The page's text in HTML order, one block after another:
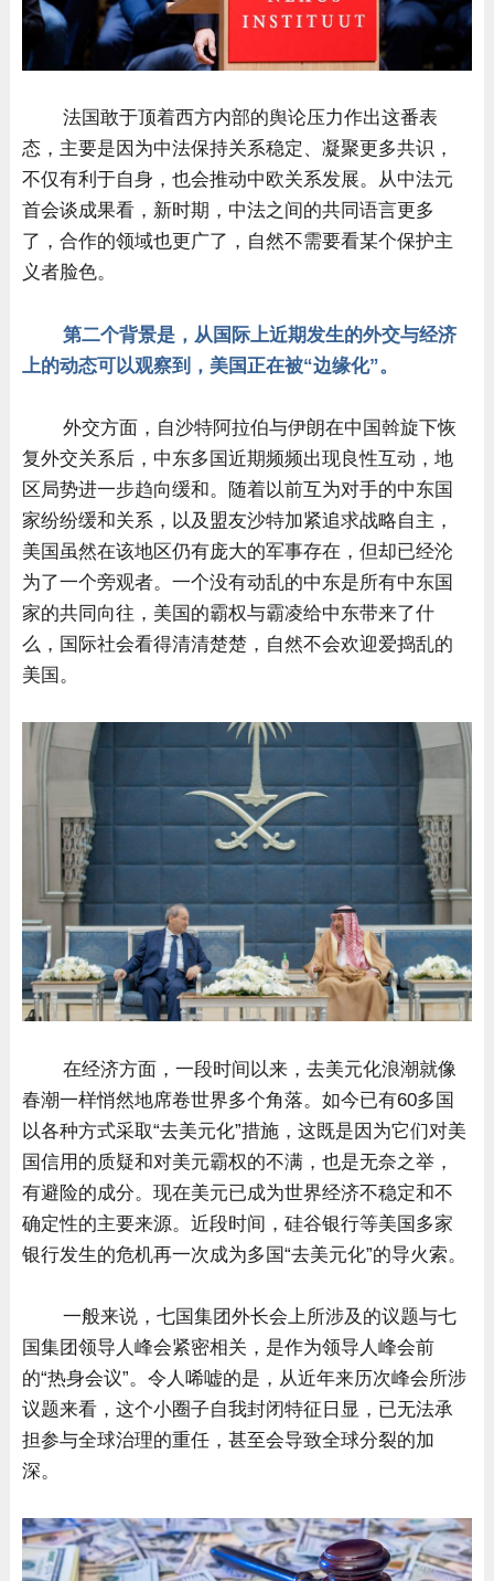
法国敢于顶着西方内部的舆论压力作出这番表
态，主要是因为中法保持关系稳定、凝聚更多共识，
不仅有利于自身，也会推动中欧关系发展。从中法元
首会谈成果看，新时期，中法之间的共同语言更多
了，合作的领域也更广了，自然不需要看某个保护主
义者脸色。
第二个背景是，从国际上近期发生的外交与经济
上的动态可以观察到，美国正在被“边缘化”。
外交方面，自沙特阿拉伯与伊朗在中国斡旋下恢
复外交关系后，中东多国近期频频出现良性互动，地
区局势进一步趋向缓和。随着以前互为对手的中东国
家纷纷缓和关系，以及盟友沙特加紧追求战略自主，
美国虽然在该地区仍有庞大的军事存在，但却已经沦
为了一个旁观者。一个没有动乱的中东是所有中东国
家的共同向往，美国的霸权与霸凌给中东带来了什
么，国际社会看得清清楚楚，自然不会欢迎爱捣乱的
美国。
在经济方面，一段时间以来，去美元化浪潮就像
春潮一样悄然地席卷世界多个角落。如今已有60多国
以各种方式采取“去美元化”措施，这既是因为它们对美
国信用的质疑和对美元霸权的不满，也是无奈之举，
有避险的成分。现在美元已成为世界经济不稳定和不
确定性的主要来源。近段时间，硅谷银行等美国多家
银行发生的危机再一次成为多国“去美元化”的导火索。
一般来说，七国集团外长会上所涉及的议题与七
国集团领导人峰会紧密相关，是作为领导人峰会前
的“热身会议”。令人唏嘘的是，从近年来历次峰会所涉
议题来看，这个小圈子自我封闭特征日显，已无法承
担参与全球治理的重任，甚至会导致全球分裂的加
深。